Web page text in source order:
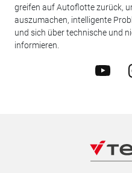
greifen auf Autoflotte zurück,
auszumachen, intelligente
und sich über technische und
informieren.